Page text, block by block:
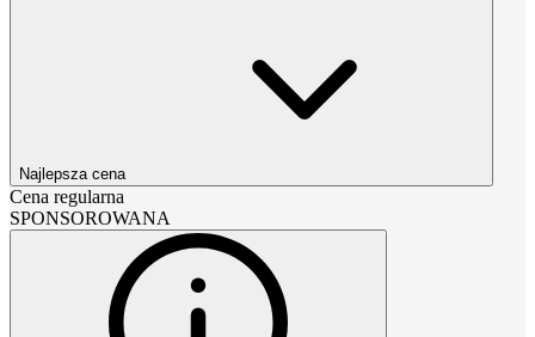
Najlepsza cena
Cena regularna
SPONSOROWANA